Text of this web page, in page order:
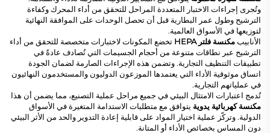
وتُجرى إجراءات الاختبار المتعددة المراحل للتحقق من أداء المحرك وكفاءة
الترشيح وطول عمر البطارية قبل أن تحصل الوحدات على الموافقة النهائية
لتوزيعها في الأسواق العالمية.
الأنابيبمكنسة فلتر HEPA
تخضع المكونات لاختبارات متخصصة للتحقق من أداء
الترشيح عبر نطاقات متنوعة من أحجام الجسيمات التي تُصادف عادةً في
تطبيقات التنظيف التجارية. وتضمن هذه الإجراءات الصارمة لضمان الجودة
اتساق موثوقية الأداء التي يعتمدها الموزعون الدوليون والمستخدمون النهائيون
في عملياتهم التجارية.
تُدمج اعتبارات الامتثال البيئي في جميع مراحل عملية التصنيع، مما يضمن أن هذا
مكنسة كهربائية يدوية يتوافق مع متطلبات الاستدامة المتغيرة في الأسواق
الدولية. وتركّز عملية اختيار المواد على قابلية إعادة التدوير والحد من الأثر البيئي
دون المساس بخصائص الأداء أو المتانة.